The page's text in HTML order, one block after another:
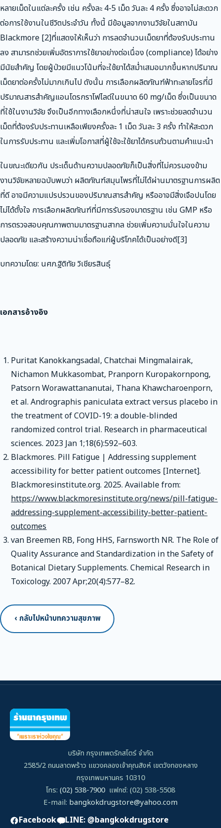
หลายเม็ดในแต่ละครั้ง เช่น ครั้งละ 4-5 เม็ด วันละ 4 ครั้ง ซึ่งอาจไม่สะดวก
ต่อการใช้งานในชีวิตประจำวัน ทั้งนี้ มีข้อมูลจากงานวิจัยในสถาบัน
Blackmore [2]ที่แสดงให้เห็นว่า การลดจำนวนเม็ดยาที่ต้องรับประทาน
ลง สามารถช่วยเพิ่มอัตราการใช้ยาอย่างต่อเนื่อง (compliance) ได้อย่าง
มีนัยสำคัญ โดยผู้ป่วยมีแนวโน้มที่จะใช้ยาได้สม่ำเสมอมากขึ้นหากปริมาณ
เม็ดยาต่อครั้งไม่มากเกินไป ดังนั้น การเลือกผลิตภัณฑ์ฟ้าทะลายโจรที่มี
ปริมาณสารสำคัญแอนโดรกราโฟไลด์ในขนาด 60 mg/เม็ด ซึ่งเป็นขนาด
ที่ใช้ในงานวิจัย จึงเป็นอีกทางเลือกหนึ่งที่น่าสนใจ เพราะช่วยลดจำนวน
เม็ดที่ต้องรับประทานเหลือเพียงครั้งละ 1 เม็ด วันละ 3 ครั้ง ทำให้สะดวก
ในการรับประทาน และเพิ่มโอกาสที่ผู้ใช้จะใช้ยาได้ครบถ้วนตามคำแนะนำ
ในขณะเดียวกัน ประเด็นด้านความปลอดภัยก็เป็นสิ่งที่ไม่ควรมองข้าม
งานวิจัยหลายฉบับพบว่า ผลิตภัณฑ์สมุนไพรที่ไม่ได้ผ่านมาตรฐานการผลิต
ที่ดี อาจมีความแปรปรวนของปริมาณสารสำคัญ หรืออาจมีสิ่งเจือปนโดย
ไม่ได้ตั้งใจ การเลือกผลิตภัณฑ์ที่มีการรับรองมาตรฐาน เช่น GMP หรือ
การตรวจสอบคุณภาพตามมาตรฐานสากล ช่วยเพิ่มความมั่นใจในความ
ปลอดภัย และสร้างความน่าเชื่อถือแก่ผู้บริโภคได้เป็นอย่างดี[3]
บทความโดย: นศภ.ฐิติทัย วิเชียรสินธุ์
เอกสารอ้างอิง
Puritat Kanokkangsadal, Chatchai Mingmalairak,
Nichamon Mukkasombat, Pranporn Kuropakornpong,
Patsorn Worawattananutai, Thana Khawcharoenporn,
et al. Andrographis paniculata extract versus placebo in
the treatment of COVID-19: a double-blinded
randomized control trial. Research in pharmaceutical
sciences. 2023 Jan 1;18(6):592–603.
Blackmores. Pill Fatigue | Addressing supplement
accessibility for better patient outcomes [Internet].
Blackmoresinstitute.org. 2025. Available from:
https://www.blackmoresinstitute.org/news/pill-fatigue-
addressing-supplement-accessibility-better-patient-
outcomes
van Breemen RB, Fong HHS, Farnsworth NR. The Role of
Quality Assurance and Standardization in the Safety of
Botanical Dietary Supplements. Chemical Research in
Toxicology. 2007 Apr;20(4):577–82.
‹ กลับไปหน้าบทความสุขภาพ
บริษัท กรุงเทพดรักสโตร์ จำกัด
2585/2 ถนนลาดพร้าว แขวงคลองเจ้าคุณสิงห์ เขตวังทองหลาง
กรุงเทพมหานคร 10310
โทร: (02) 538-7900 แฟกซ์: (02) 538-5508
E-mail: bangkokdrugstore@yahoo.com
Facebook LINE: @bangkokdrugstore